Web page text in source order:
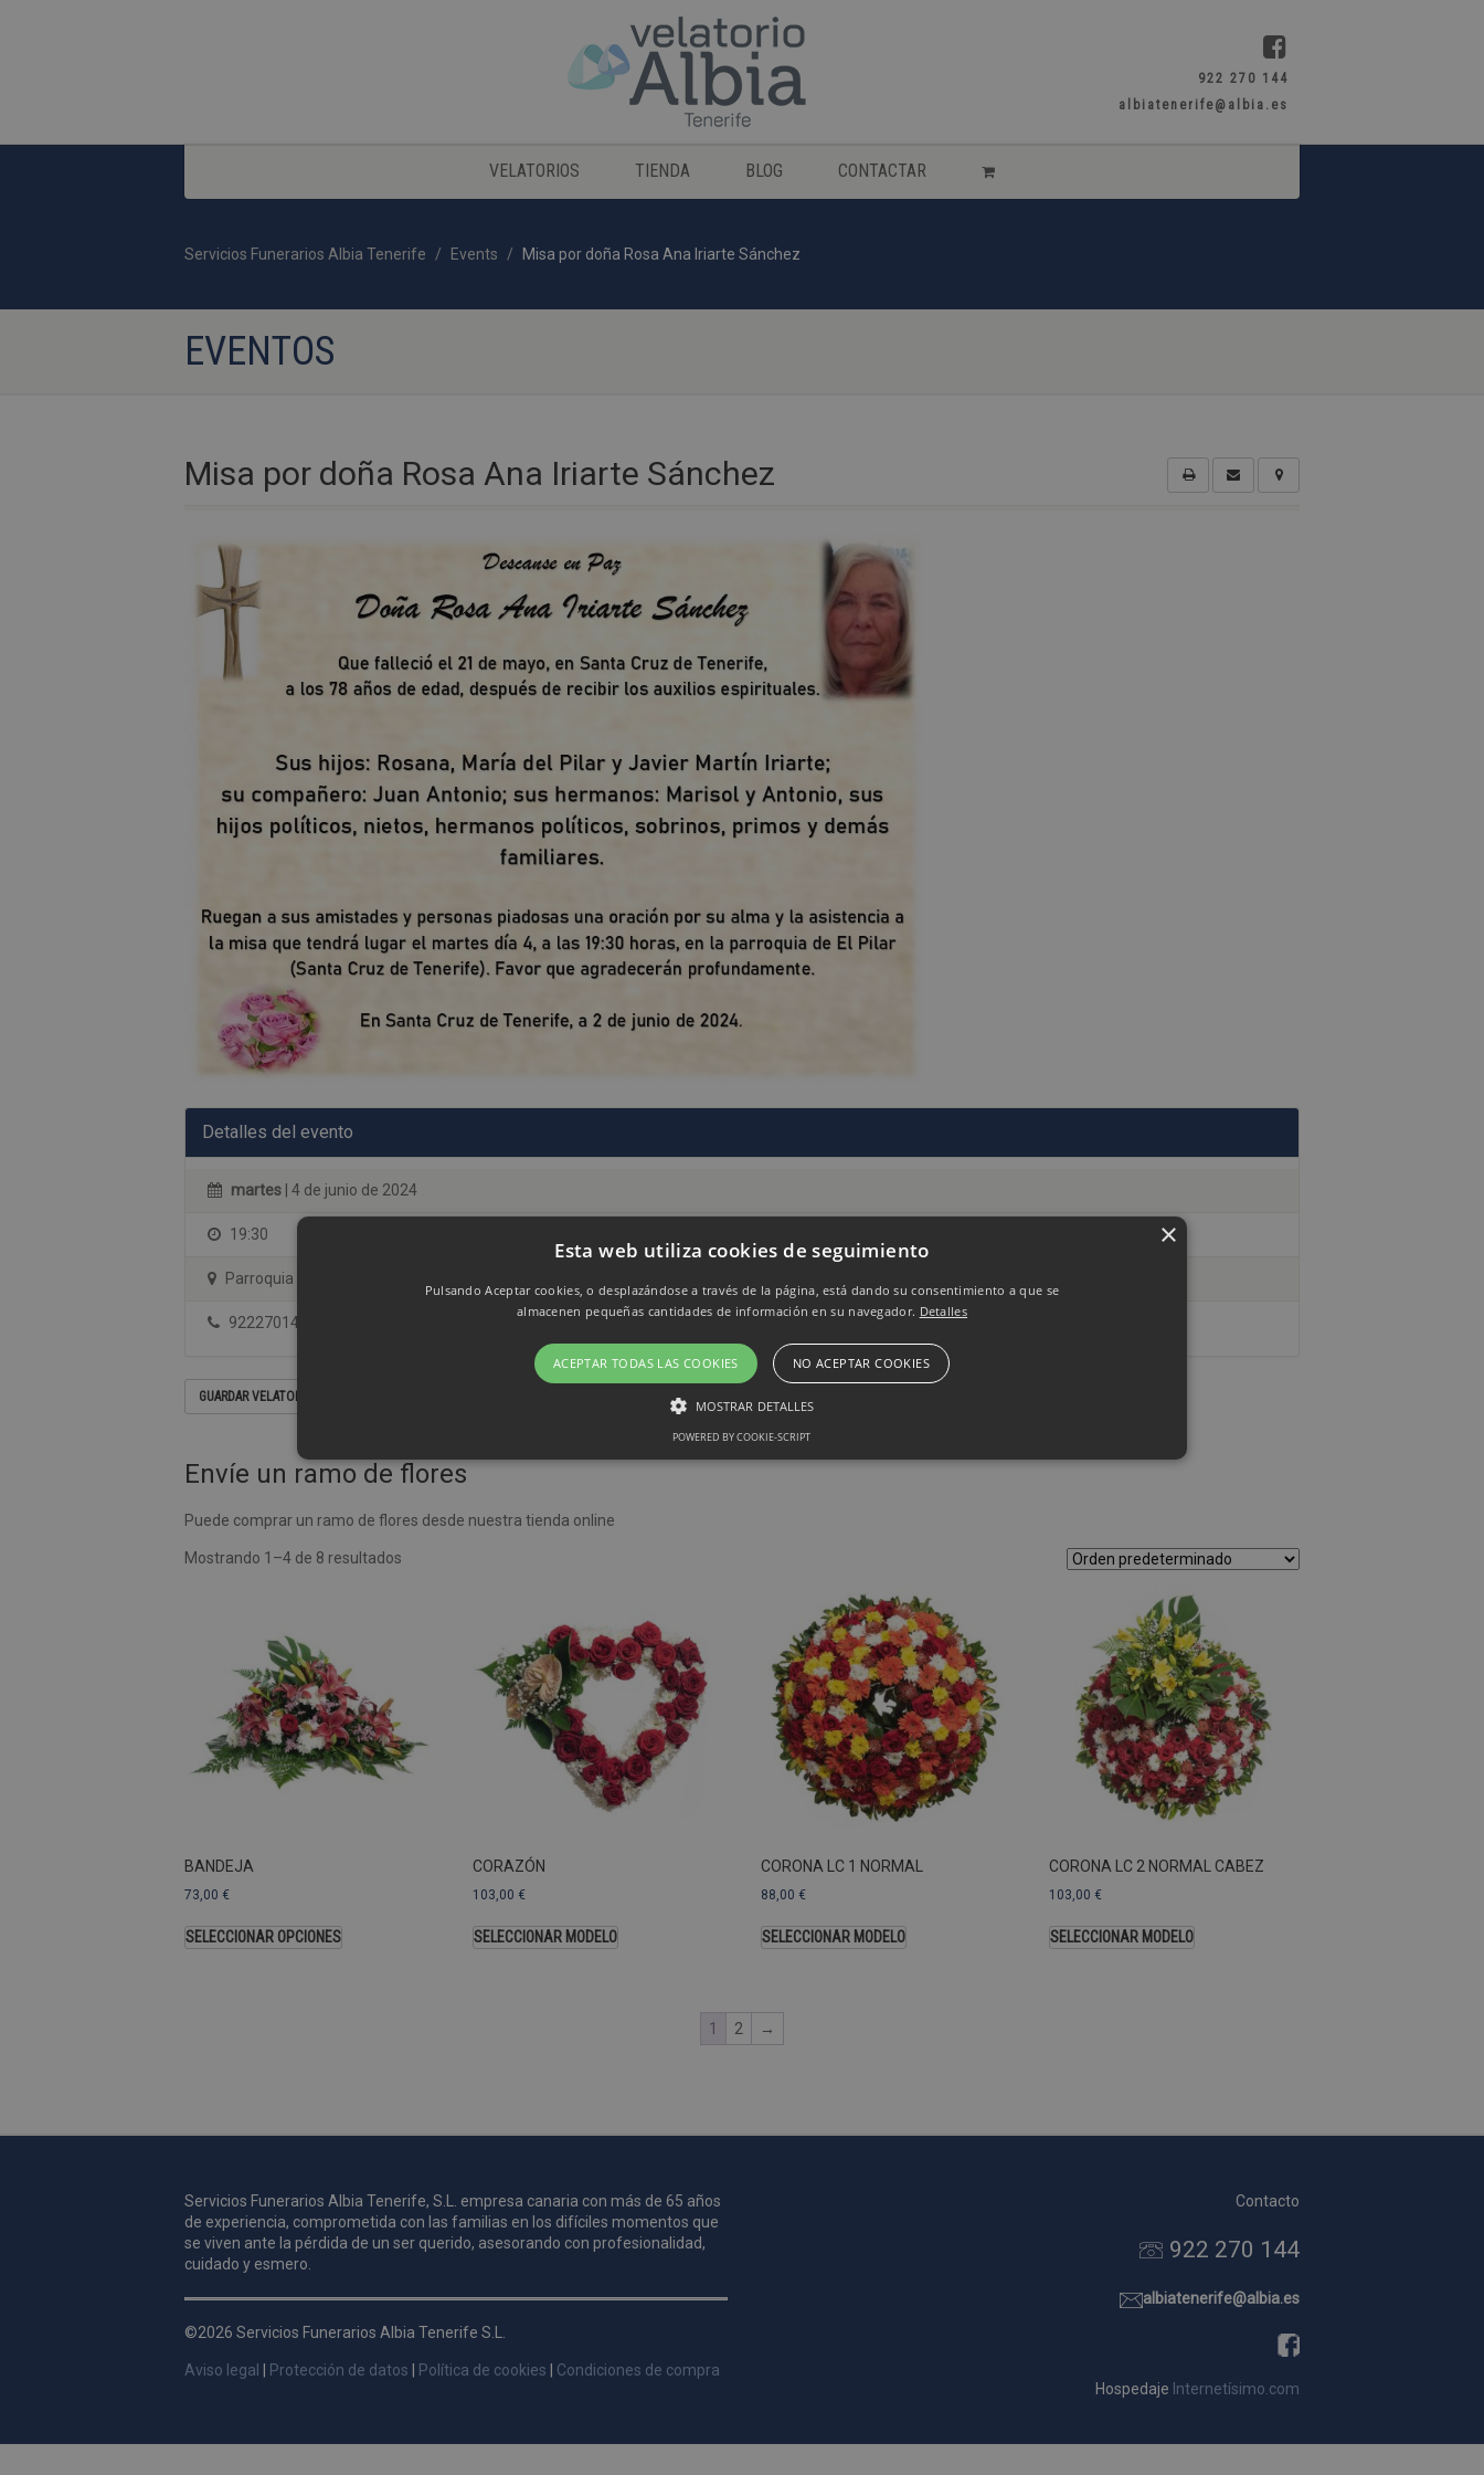
922 270 144
albiatenerife@albia.es
VELATORIOS TIENDA BLOG CONTACTAR
Servicios Funerarios Albia Tenerife Events Misa por doña Rosa Ana Iriarte Sánchez
EVENTOS
Misa por doña Rosa Ana Iriarte Sánchez
Detalles del evento
martes | 4 de junio de 2024
19:30
Parroquia El Pilar (Santa Cruz de Tenerife)
922270144
GUARDAR VELATORIO EN SU CALENDARIO
Envíe un ramo de flores
Puede comprar un ramo de flores desde nuestra tienda online
Mostrando 1–4 de 8 resultados
BANDEJA
73,00 €
SELECCIONAR OPCIONES
CORAZÓN
103,00 €
SELECCIONAR MODELO
CORONA LC 1 NORMAL
88,00 €
SELECCIONAR MODELO
CORONA LC 2 NORMAL CABEZ
103,00 €
SELECCIONAR MODELO
1 2 →
Servicios Funerarios Albia Tenerife, S.L. empresa canaria con más de 65 años
de experiencia, comprometida con las familias en los difíciles momentos que
se viven ante la pérdida de un ser querido, asesorando con profesionalidad,
cuidado y esmero.
©2026 Servicios Funerarios Albia Tenerife S.L.
Aviso legal | Protección de datos | Política de cookies | Condiciones de compra
Contacto
922 270 144
albiatenerife@albia.es
Hospedaje Internetísimo.com
Esta web utiliza cookies de seguimiento
Pulsando Aceptar cookies, o desplazándose a través de la página, está dando su consentimiento a que se
almacenen pequeñas cantidades de información en su navegador. Detalles
ACEPTAR TODAS LAS COOKIES NO ACEPTAR COOKIES
MOSTRAR DETALLES
Las cookies de rendimiento se utilizan para ver cómo los visitantes usan el sitio web, por ejemplo. cookies analíticas Esas cookies no se pueden
usar para identificar directamente a cierto visitante.
Este nombre de cookie está asociado con Google Universal Analytics, que es
una actualización significativa del servicio de análisis de Google más utilizado.
Esta cookie se utiliza para distinguir usuarios únicos asignando un número
generado aleatoriamente como identificador de cliente. Se incluye en cada
solicitud de página de un sitio y se utiliza para calcular los datos de visitantes,
sesiones y campañas para los informes de análisis de sitios. De forma
predeterminada, caduca después de 2 años, aunque los propietarios de sitios
web pueden personalizarlo.
Dominio Vencimiento
POWERED BY COOKIE-SCRIPT
×